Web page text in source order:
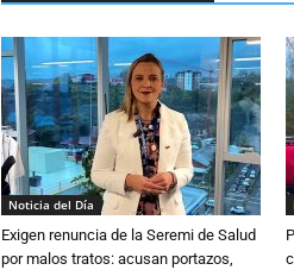
Noticia del Día
Exigen renuncia de la Seremi de Salud
por malos tratos: acusan portazos,